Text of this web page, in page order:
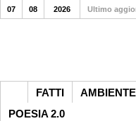
FATTI AMBIENTE
POESIA 2.0
07 08 2026 Ultimo